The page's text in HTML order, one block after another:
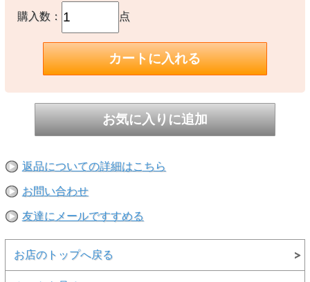
【備考】
※こちらの商品は、天然素材を使用したハンドメイド製品のため、個
体差、形状のゆがみや色むら等が発生します。
製品の特性上避けられませんので、予めご了承ください。
多少異なる場合があります。
※当店取扱い商品は一部店頭在庫と共有をしております。
ご注文時に「在庫あり」の表示でも、実際は売り違いにより欠品が発
購入数： 点
返品についての詳細はこちら
お問い合わせ
友達にメールですすめる
お店のトップへ戻る